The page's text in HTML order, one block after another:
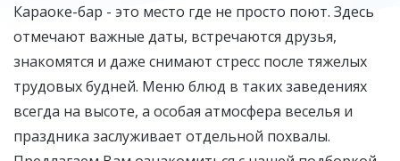
Караоке-бар - это место где не просто поют. Здесь
отмечают важные даты, встречаются друзья,
знакомятся и даже снимают стресс после тяжелых
трудовых будней. Меню блюд в таких заведениях
всегда на высоте, а особая атмосфера веселья и
праздника заслуживает отдельной похвалы.